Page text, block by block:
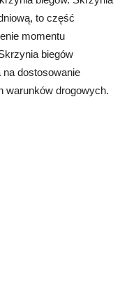
to część
momentu
biegów
na dostosowanie
warunków drogowych.